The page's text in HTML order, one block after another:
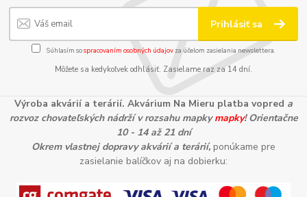
Prihlásiť sa
Súhlasím sospracovaním osobných údajov za účelom zasielania newslettera.
Môžete sa kedykoľvek odhlásiť. Zasielame raz za 14 dní.
Výroba akvárií a terárií. Akvárium Na Mieru platba vopred a
rozvoz chovateľských nádrží v rozsahu mapkymapky! Orientačne
10 - 14 až 21 dní
Okrem vlastnej dopravy akvárií a terárií, ponúkame pre
zasielanie balíčkov aj na dobierku: